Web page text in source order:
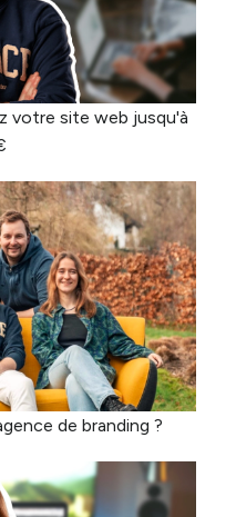
votre site web jusqu'à
de branding ?